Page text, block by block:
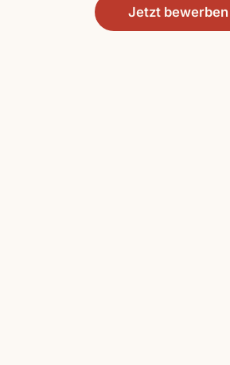
Jetzt bewerben